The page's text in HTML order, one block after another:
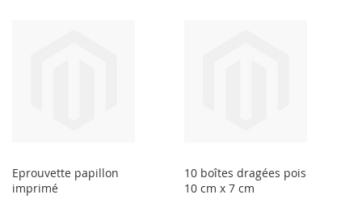
Eprouvette papillon
imprimé
10 boîtes dragées pois
10 cm x 7 cm